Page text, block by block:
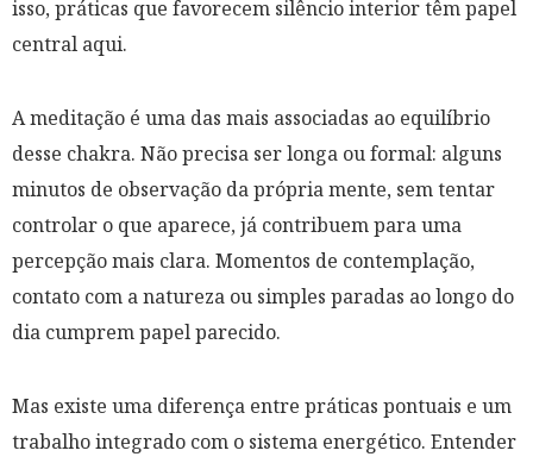
isso, práticas que favorecem silêncio interior têm papel
central aqui.
A meditação é uma das mais associadas ao equilíbrio
desse chakra. Não precisa ser longa ou formal: alguns
minutos de observação da própria mente, sem tentar
controlar o que aparece, já contribuem para uma
percepção mais clara. Momentos de contemplação,
contato com a natureza ou simples paradas ao longo do
dia cumprem papel parecido.
Mas existe uma diferença entre práticas pontuais e um
trabalho integrado com o sistema energético. Entender